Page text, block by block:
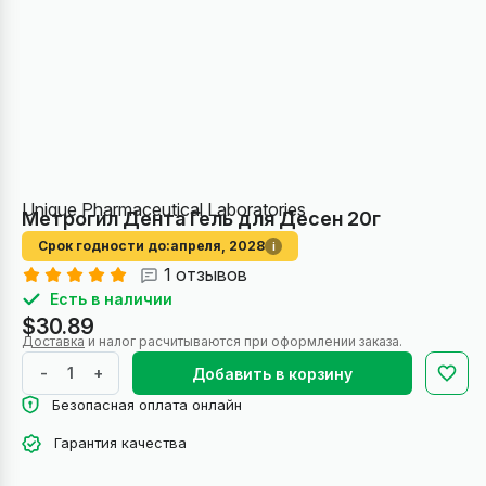
Unique Pharmaceutical Laboratories
Метрогил Дента Гель для Десен 20г
Срок годности до:апреля, 2028 i
1 отзывов
Есть в наличии
$30.89
Доставка и налог расчитываются при оформлении заказа.
- + Добавить в корзину
Безопасная оплата онлайн
Гарантия качества